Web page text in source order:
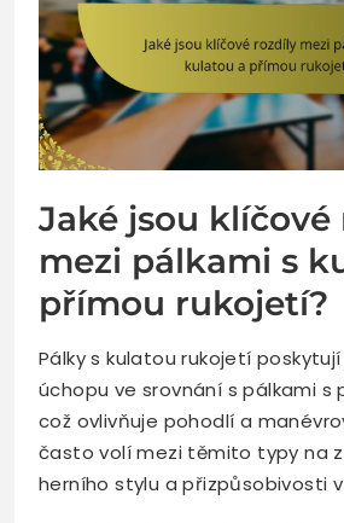
Jaké jsou klíčové
mezi pálkami s
přímou rukojetí?
Pálky s kulatou rukojetí
úchopu ve srovnání s pálkami s
což ovlivňuje pohodlí a
často volí mezi těmito typy na
herního stylu a přizpůsobivosti